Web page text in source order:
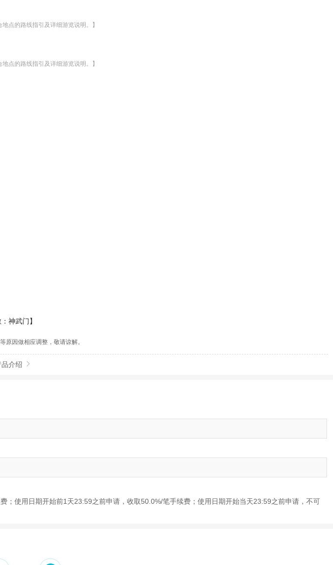
点的路线指引及详细游览说明。】
点的路线指引及详细游览说明。】
神武门】
原因做相应调整，敬请谅解。
介绍 
使用日期开始前1天23:59之前申请，收取50.0%/笔手续费；使用日期开始当天23:59之前申请，不可